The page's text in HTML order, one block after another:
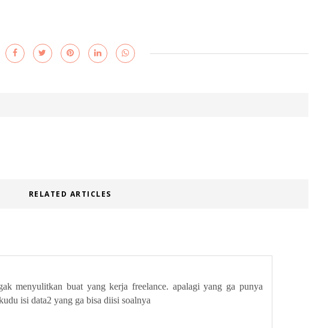
RELATED ARTICLES
menyulitkan buat yang kerja freelance. apalagi yang ga punya
isi data2 yang ga bisa diisi soalnya